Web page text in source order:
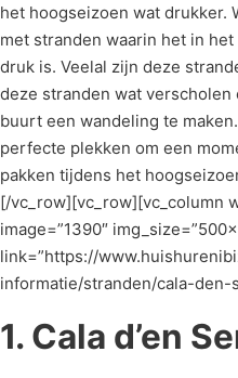
het hoogseizoen wat drukker.
met stranden waarin het in
druk is. Veelal zijn deze
deze stranden wat
buurt een wandeling te
perfecte plekken om een
pakken tijdens het
[/vc_row][vc_row][vc_column
image=”1390″
link=”https://
informatie/stranden/cala-den-
1. Cala d’en